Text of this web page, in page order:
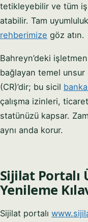
tetikleyebilir ve tüm
atabilir. Tam
rehberimize göz atın.
Bahreyn’deki
bağlayan temel
(CR)’dir; bu sicil
çalışma izinleri,
statünüzü kapsar.
aynı anda korur.
Sijilat Portalı
Yenileme
Sijilat portalı